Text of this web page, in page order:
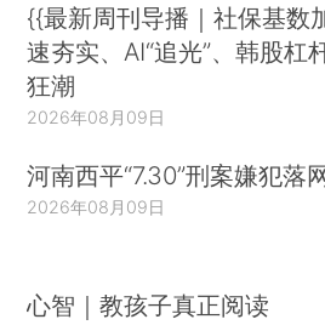
{{最新周刊导播｜社保基数
速夯实、AI“追光”、韩股杠
狂潮
2026年08月09日
河南西平“7.30”刑案嫌犯落
2026年08月09日
心智｜教孩子真正阅读